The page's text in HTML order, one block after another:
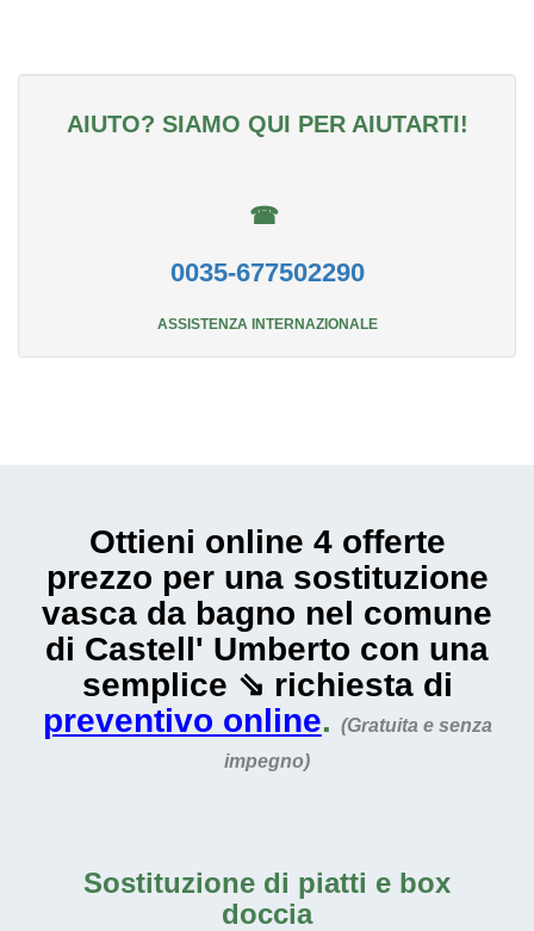
AIUTO? SIAMO QUI PER AIUTARTI!
☎
0035-677502290
ASSISTENZA INTERNAZIONALE
Ottieni online 4 offerte
prezzo per una sostituzione
vasca da bagno nel comune
di Castell' Umberto con una
semplice ⇘ richiesta di
preventivo online. (Gratuita e senza
impegno)
Sostituzione di piatti e box
doccia